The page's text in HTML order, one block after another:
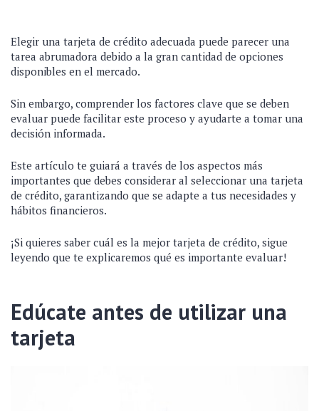
Elegir una tarjeta de crédito adecuada puede parecer una
tarea abrumadora debido a la gran cantidad de opciones
disponibles en el mercado.
Sin embargo, comprender los factores clave que se deben
evaluar puede facilitar este proceso y ayudarte a tomar una
decisión informada.
Este artículo te guiará a través de los aspectos más
importantes que debes considerar al seleccionar una tarjeta
de crédito, garantizando que se adapte a tus necesidades y
hábitos financieros.
¡Si quieres saber cuál es la mejor tarjeta de crédito, sigue
leyendo que te explicaremos qué es importante evaluar!
Edúcate antes de utilizar una
tarjeta